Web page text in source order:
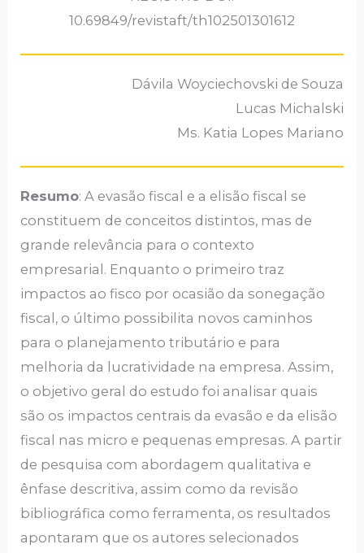
10.69849/revistaft/th102501301612
Dávila Woyciechovski de Souza
Lucas Michalski
Ms. Katia Lopes Mariano
Resumo: A evasão fiscal e a elisão fiscal se
constituem de conceitos distintos, mas de
grande relevância para o contexto
empresarial. Enquanto o primeiro traz
impactos ao fisco por ocasião da sonegação
fiscal, o último possibilita novos caminhos
para o planejamento tributário e para
melhoria da lucratividade na empresa. Assim,
o objetivo geral do estudo foi analisar quais
são os impactos centrais da evasão e da elisão
fiscal nas micro e pequenas empresas. A partir
de pesquisa com abordagem qualitativa e
ênfase descritiva, assim como da revisão
bibliográfica como ferramenta, os resultados
apontaram que os autores selecionados